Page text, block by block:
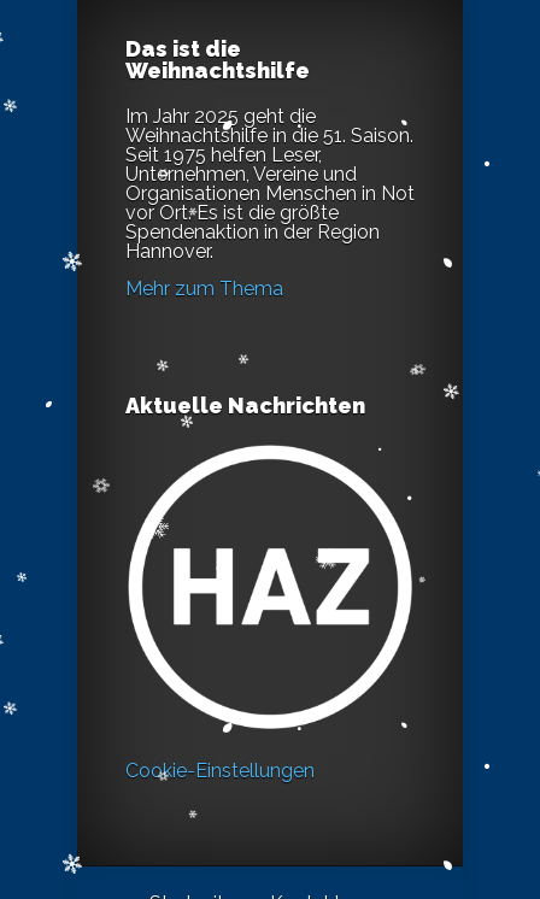
Das ist die
Weihnachtshilfe
Im Jahr 2025 geht die
Weihnachtshilfe in die 51. Saison.
Seit 1975 helfen Leser,
Unternehmen, Vereine und
Organisationen Menschen in Not
vor Ort. Es ist die größte
Spendenaktion in der Region
Hannover.
Mehr zum Thema
Aktuelle Nachrichten
Cookie-Einstellungen